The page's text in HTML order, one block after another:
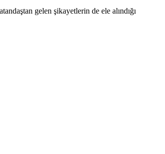
gelen şikayetlerin de ele alındığı